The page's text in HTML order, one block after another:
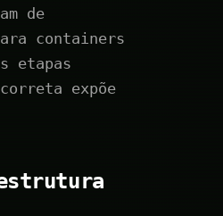
de
containers
etapas
expõe